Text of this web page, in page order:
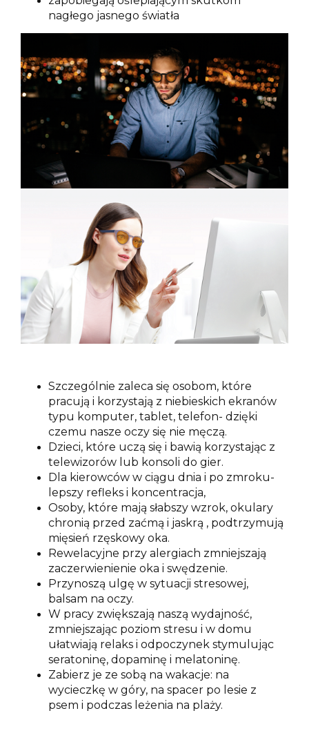
nagłego jasnego światła
Szczególnie zaleca się osobom, które
pracują i korzystają z niebieskich ekranów
typu komputer, tablet, telefon- dzięki
czemu nasze oczy się nie męczą.
Dzieci, które uczą się i bawią korzystając z
telewizorów lub konsoli do gier.
Dla kierowców w ciągu dnia i po zmroku-
lepszy refleks i koncentracja,
Osoby, które mają słabszy wzrok, okulary
chronią przed zaćmą i jaskrą , podtrzymują
mięsień rzęskowy oka.
Rewelacyjne przy alergiach zmniejszają
zaczerwienienie oka i swędzenie.
Przynoszą ulgę w sytuacji stresowej,
balsam na oczy.
W pracy zwiększają naszą wydajność,
zmniejszając poziom stresu i w domu
ułatwiają relaks i odpoczynek stymulując
seratoninę, dopaminę i melatoninę.
Zabierz je ze sobą na wakacje: na
wycieczkę w góry, na spacer po lesie z
psem i podczas leżenia na plaży.